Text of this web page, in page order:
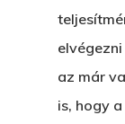
az már
is, hogy